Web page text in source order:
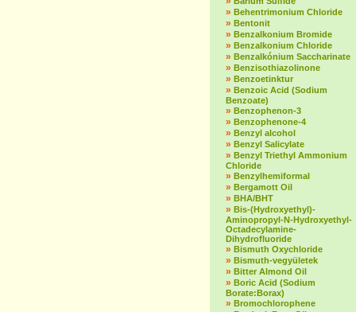
» Behentrimonium Chloride
» Bentonit
» Benzalkonium Bromide
» Benzalkonium Chloride
» Benzalkónium Saccharinate
» Benzisothiazolinone
» Benzoetinktur
» Benzoic Acid (Sodium
Benzoate)
» Benzophenon-3
» Benzophenone-4
» Benzyl alcohol
» Benzyl Salicylate
» Benzyl Triethyl Ammonium
Chloride
» Benzylhemiformal
» Bergamott Oil
» BHA/BHT
» Bis-(Hydroxyethyl)-
Aminopropyl-N-Hydroxyethyl-
Octadecylamine-
Dihydrofluoride
» Bismuth Oxychloride
» Bismuth-vegyületek
» Bitter Almond Oil
» Boric Acid (Sodium
Borate:Borax)
» Bromochlorophene